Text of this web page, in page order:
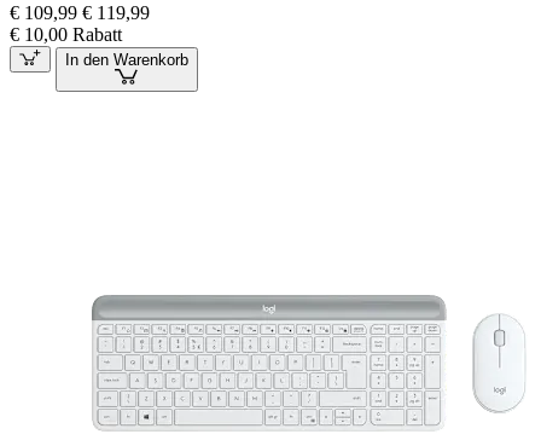
€ 109,99 € 119,99
€ 10,00 Rabatt
In den Warenkorb